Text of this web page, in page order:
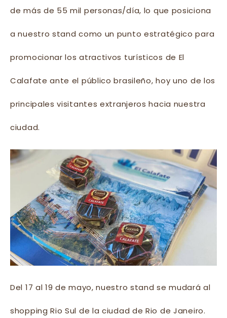
de más de 55 mil personas/día, lo que posiciona
a nuestro stand como un punto estratégico para
promocionar los atractivos turísticos de El
Calafate ante el público brasileño, hoy uno de los
principales visitantes extranjeros hacia nuestra
ciudad.
Del 17 al 19 de mayo, nuestro stand se mudará al
shopping Rio Sul de la ciudad de Rio de Janeiro.